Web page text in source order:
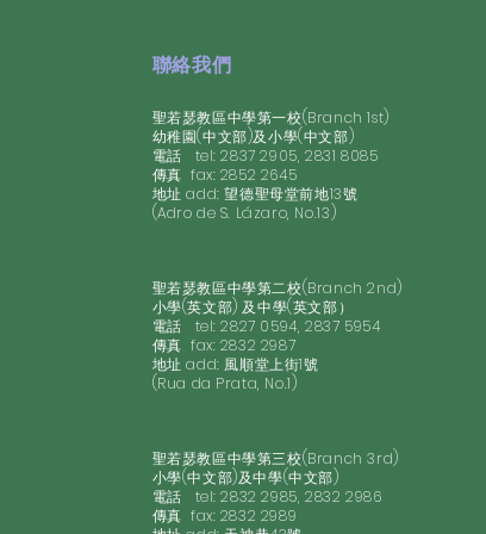
聯絡我們
聖若瑟教區中學第一校(Branch 1st)
幼稚園(中文部)及小學(中文部)
電話 tel: 2837 2905, 2831 8085
​傳真 fax: 2852 2645
地址 add: 望德聖母堂前地13號
(Adro de S. Lázaro, No.13)
聖若瑟教區中學第二校(Branch 2nd)
小學(英文部) 及中學(英文部）
電話 tel: 2827 0594, 2837 5954
​傳真 fax: 2832 2987
地址 add: 風順堂上街1號
(Rua da Prata, No.1)
聖若瑟教區中學第三校(Branch 3rd)
小學(中文部)及中學(中文部)
電話 tel: 2832 2985, 2832 2986
​傳真 fax: 2832 2989